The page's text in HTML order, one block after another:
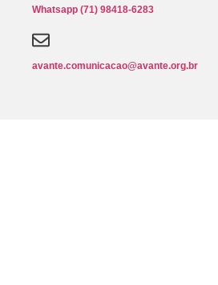
Whatsapp (71) 98418-6283
avante.comunicacao@avante.org.br